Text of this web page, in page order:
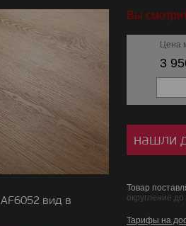
вид в
Вы
Цена
3
нашли
Товар
округление
Тарифы на